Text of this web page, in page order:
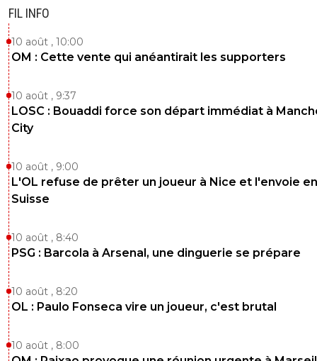
FIL INFO
10 août , 10:00
OM : Cette vente qui anéantirait les supporters
10 août , 9:37
LOSC : Bouaddi force son départ immédiat à
City
10 août , 9:00
L'OL refuse de prêter un joueur à Nice et l'envoie en
Suisse
10 août , 8:40
PSG : Barcola à Arsenal, une dinguerie se prépare
10 août , 8:20
OL : Paulo Fonseca vire un joueur, c'est brutal
10 août , 8:00